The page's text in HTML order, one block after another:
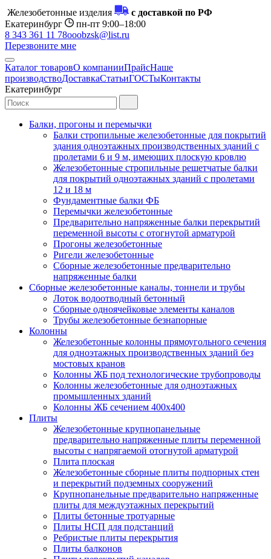
Железобетонные изделия
с доставкой по РФ
Екатеринбург
пн-пт 9:00–18:00
8 343 361 11 78ooobzsk@list.ru
Перезвоните мне
Каталог товаровО компанииПрайсНаше
производствоДоставкаСтатьиГОСТыКонтакты
Екатеринбург
Балки, прогоны и перемычки
Балки стропильные железобетонные для покрытий
здания одноэтажных производственных зданий с
пролетами 6 и 9 м, имеющих плоскую кровлю
Железобетонные стропильные решетчатые балки
для покрытий одноэтажных зданий с пролетами
12 и 18 м
Фундаментные балки ФБ
Перемычки железобетонные
Предварительно напряженные балки перекрытий
переменной высоты с отогнутой арматурой
Прогоны железобетонные
Ригели железобетонные
Сборные железобетонные предварительно
напряженные балки
Сборные железобетонные каналы, тоннели и трубы
Лоток водоотводный бетонный
Сборные одноячейковые элементы каналов
Трубы железобетонные безнапорные
Колонны
Железобетонные колонны прямоугольного сечения
для одноэтажных производственных зданий без
мостовых кранов
Колонны ЖБ под технологические трубопроводы
Колонны железобетонные для одноэтажных
промышленных зданий
Колонны ЖБ сечением 400х400
Плиты
Железобетонные крупнопанельные
предварительно напряженные плиты переменной
высоты с напрягаемой отогнутой арматурой
Плита плоская
Железобетонные сборные плиты подпорных стен
и перекрытий подземных сооружений
Крупнопанельные предварительно напряженные
плиты для междуэтажных перекрытий
Плиты бетонные тротуарные
Плиты НСП для подстанций
Ребристые плиты перекрытия
Плиты балконов